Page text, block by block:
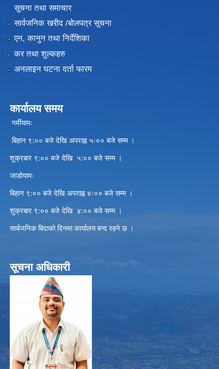
सूचना तथा समाचार
सार्वजनिक खरीद /बोलपत्र सूचना
एन, कानुन तथा निर्देशिका
कर तथा शुल्कहरु
अनलाइन घटना दर्ता फारम
कार्यालय समय
गर्मीयामः
बिहान ९:०० बजे देखि अपराह्न ५ः०० बजे सम्म ।
शुक्रबार ९:०० बजे देखि ५:०० बजे सम्म ।
जाडोयामः
बिहान ९:०० बजे देखि अपराह्न ४ः०० बजे सम्म ।
शुक्रबार ९:०० बजे देखि ४:०० बजे सम्म ।
सार्बजनिक बिदाको दिनमा कार्यालय बन्द रहने छ ।
सूचना अधिकारी